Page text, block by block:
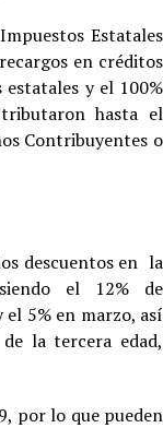
Estatales
en créditos
y el 100%
hasta el
Contribuyentes o
descuentos en la
el 12% de
5% en marzo, así
la tercera edad,
por lo que pueden